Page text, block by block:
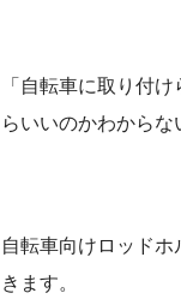
「自転車に取り付
らいいのかわからな
自転車向けロッドホ
きます。